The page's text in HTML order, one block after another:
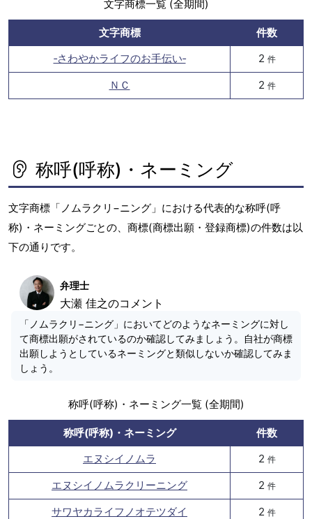
文字商標一覧 (全期間)
文字商標
件数
‐さわやかライフのお手伝い‐
2 件
ＮＣ 2 件
称呼(呼称)・ネーミング
文字商標「ノムラクリ−ニング」における代表的な称呼(呼
称)・ネーミングごとの、商標(商標出願・登録商標)の件数は以
下の通りです。
弁理士
大瀬 佳之のコメント
「ノムラクリ−ニング」においてどのようなネーミングに対し
て商標出願がされているのか確認してみましょう。自社が商標
出願しようとしているネーミングと類似しないか確認してみま
しょう。
称呼(呼称)・ネーミング一覧 (全期間)
称呼(呼称)・ネーミング
件数
エヌシイノムラ
2 件
エヌシイノムラクリーニング 2 件
サワヤカライフノオテツダイ 2 件